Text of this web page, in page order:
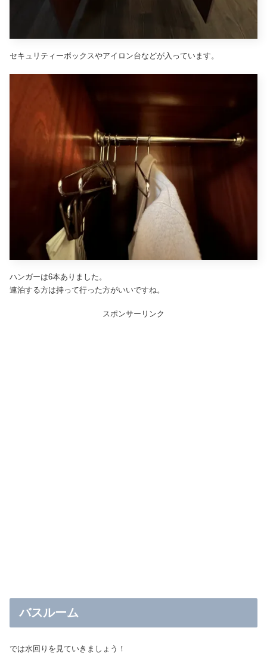
セキュリティーボックスやアイロン台などが入っています。
ハンガーは6本ありました。
連泊する方は持って行った方がいいですね。
スポンサーリンク
バスルーム
では水回りを見ていきましょう！